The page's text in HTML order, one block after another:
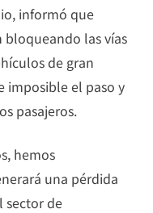
informó que
bloqueando las vías
de gran
imposible el paso y
pasajeros.
hemos
una pérdida
sector de